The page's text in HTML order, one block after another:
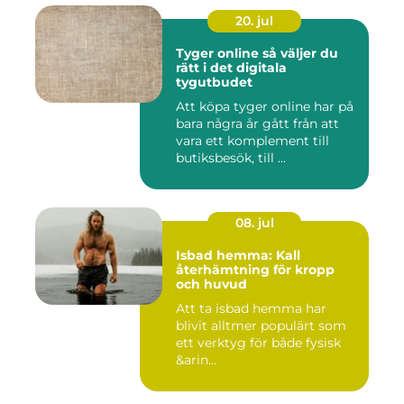
20. jul
Tyger online så väljer du
rätt i det digitala
tygutbudet
Att köpa tyger online har på
bara några år gått från att
vara ett komplement till
butiksbesök, till ...
08. jul
Isbad hemma: Kall
återhämtning för kropp
och huvud
Att ta isbad hemma har
blivit alltmer populärt som
ett verktyg för både fysisk
&arin...